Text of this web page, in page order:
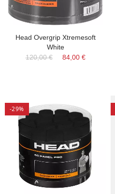
Head Overgrip Xtremesoft
White
120,00 €
84,00 €
-29%